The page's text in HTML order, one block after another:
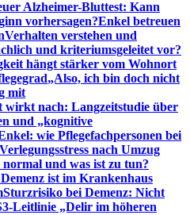
Alzheimer-Bluttest: Kann
vorhersagen?Enkel betreuen
Verhalten verstehen und
und kriteriumsgeleitet vor?
hängt stärker vom Wohnort
„Also, ich bin doch nicht
mit
wirkt nach: Langzeitstudie über
und „kognitive
wie Pflegefachpersonen bei
Verlegungsstress nach Umzug
und was ist zu tun?
ist im Krankenhaus
Sturzrisiko bei Demenz: Nicht
Leitlinie „Delir im höheren